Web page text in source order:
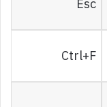
Esc
Ctrl+F